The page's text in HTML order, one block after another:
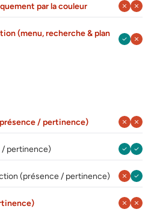
par la couleur AoûtAoût
(menu, recherche & plan
AoûtAoût
/ pertinence) AoûtAoût
/ pertinence) AoûtAoût
(présence / pertinence) AoûtAoût
AoûtAoût